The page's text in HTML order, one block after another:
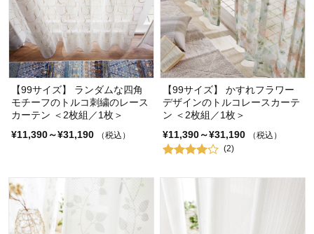
【99サイズ】 ランダムな四角
モチーフのトルコ刺繍のレース
カーテン ＜2枚組／1枚＞
¥11,390～¥31,190
（税込）
【99サイズ】 かすれフラワー
デザインのトルコレースカーテ
ン ＜2枚組／1枚＞
¥11,390～¥31,190
（税込）
(2)